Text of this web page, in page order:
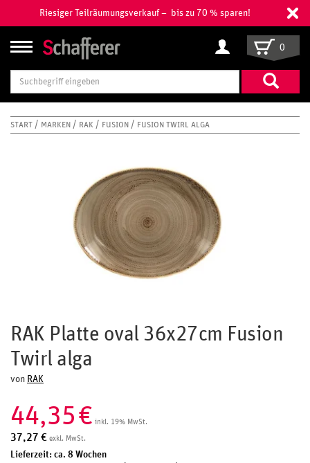
Riesiger Teilräumungsverkauf – bis zu 70 % sparen!
Suchbegriff
eingeben
0
START MARKEN RAK FUSION FUSION TWIRL ALGA
RAK Platte oval 36x27cm Fusion
Twirl alga
von RAK
44,35€ inkl. 19% MwSt.
37,27 € exkl. MwSt.
Lieferzeit: ca. 8 Wochen